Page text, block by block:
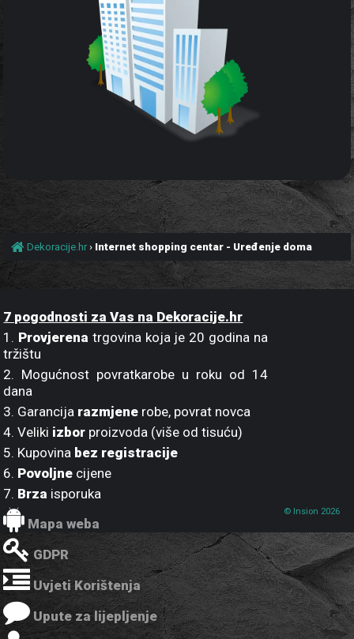
Dekoracije.hr› Internet shopping centar - Uređenje doma
7 pogodnosti za Vas na Dekoracije.hr
1. Provjerena trgovina koja je 20 godina na
tržištu
2. Mogućnost povratkarobe u roku od 14
dana
3. Garancija razmjene robe, povrat novca
4. Veliki izbor proizvoda (više od tisuću)
5. Kupovina bez registracije
6. Povoljne cijene
7. Brza isporuka
Mapa weba
GDPR
Uvjeti Korištenja
Upute za lijepljenje
© Insion 2026